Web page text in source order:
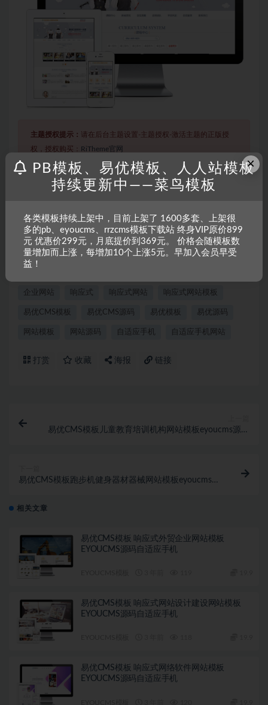
主题授权提示： 请在后台主题设置-主题授权-激活主题的正版授
权，授权购买： RiTheme官网
本站所有文章，如无特殊说明或标注，均为本站原创发
采集、发布本站内容到任何网站、书籍等各类媒体平台。如若本
站内容侵犯了原著者的合法权益，可联系我们进行处理。
企业网站 响应式 响应式网站 响应式网站模板
易优CMS模板 易优CMS源码 易优模板 易优源码
网站模板 网站源码 自适应手机 自适应手机网站
打赏 收藏 海报 链接
易优CMS模板儿童教育培训机构网站模板eyoucms源码
易优CMS模板跑步机健身器材器械网站模板eyoucms源
相关文章
易优CMS模板 响应式外贸企业网站模板
EYOUCMS源码自适应手机
易优CMS模板 响应式网站设计建设网站模板
EYOUCMS源码自适应手机
易优CMS模板 响应式网络软件网站模板
EYOUCMS源码自适应手机
×
PB模板、易优模板、人人站模板
持续更新中——菜鸟模板
各类模板持续上架中，目前上架了 1600多套、上架很
多的pb、eyoucms、rrzcms模板下载站 终身VIP原价899
元 优惠价299元，月底提价到369元。 价格会随模板数
量增加而上涨，每增加10个上涨5元。早加入会员早受
益！